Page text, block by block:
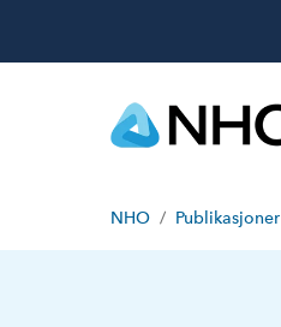
NHO Publikasjoner